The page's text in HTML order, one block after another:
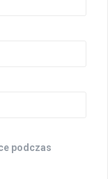
podczas